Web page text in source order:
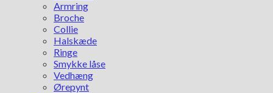
Armring
Broche
Collie
Halskæde
Ringe
Smykke låse
Vedhæng
Ørepynt